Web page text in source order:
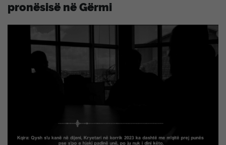
pronësisë në Gërmi